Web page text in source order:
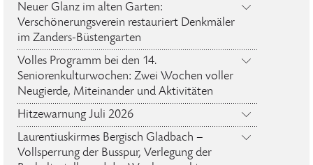
Neuer Glanz im alten Garten:
Verschönerungsverein restauriert Denkmäler
im Zanders-Büstengarten
Volles Programm bei den 14.
Seniorenkulturwochen: Zwei Wochen voller
Neugierde, Miteinander und Aktivitäten
Hitzewarnung Juli 2026
Laurentiuskirmes Bergisch Gladbach –
Vollsperrung der Busspur, Verlegung der